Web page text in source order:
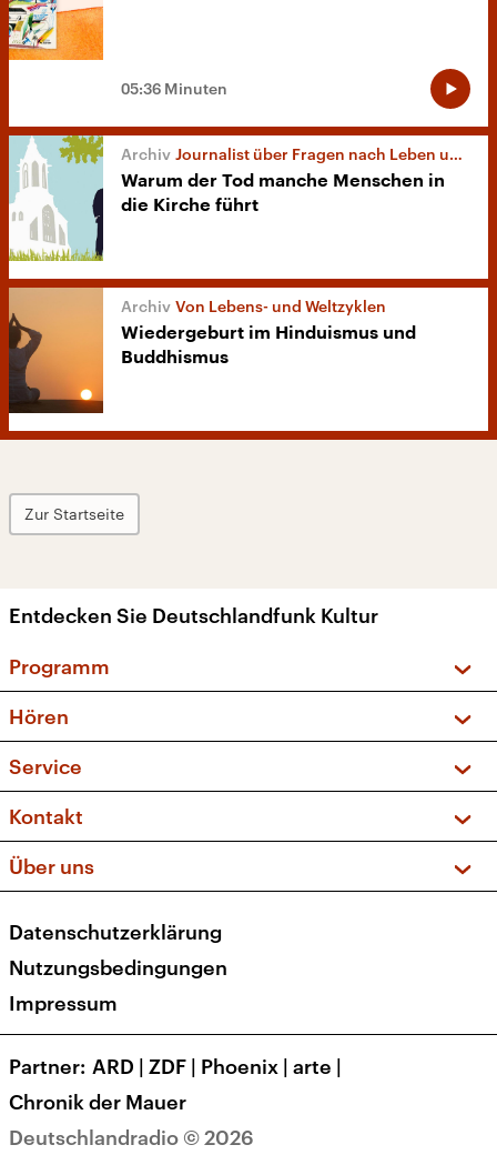
05:36 Minuten
Journalist über Fragen nach Leben und Tod
Warum der Tod manche Menschen in
die Kirche führt
Von Lebens- und Weltzyklen
Wiedergeburt im Hinduismus und
Buddhismus
Zur Startseite
Entdecken Sie Deutschlandfunk Kultur
Programm
Sendungen und Podcasts
Musikliste
Kakadu – Das Kinderprogramm
Hören
Frequenzen (UKW + DAB+)
Service
FAQ
Apps
Newsletter
Veranstaltungen
Kontakt
Social Media
Über uns
Presse
Karriere
Transparenz
Deutschlandradio © 2026
Datenschutzerklärung
Nutzungsbedingungen
Impressum
Partner ARD | ZDF | Phoenix | arte |
Chronik der Mauer